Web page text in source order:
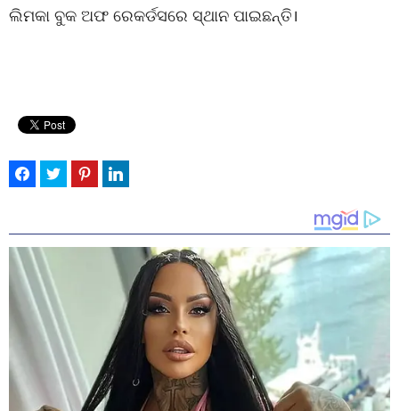
ଲିମକା ବୁକ ଅଫ ରେକର୍ଡସରେ ସ୍ଥାନ ପାଇଛନ୍ତି।